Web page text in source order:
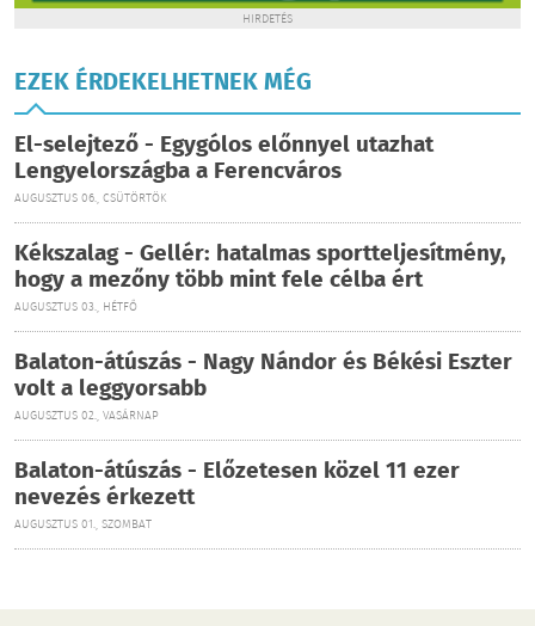
HIRDETÉS
EZEK ÉRDEKELHETNEK MÉG
El-selejtező - Egygólos előnnyel utazhat
Lengyelországba a Ferencváros
AUGUSZTUS 06., CSÜTÖRTÖK
Kékszalag - Gellér: hatalmas sportteljesítmény,
hogy a mezőny több mint fele célba ért
AUGUSZTUS 03., HÉTFŐ
Balaton-átúszás - Nagy Nándor és Békési Eszter
volt a leggyorsabb
AUGUSZTUS 02., VASÁRNAP
Balaton-átúszás - Előzetesen közel 11 ezer
nevezés érkezett
AUGUSZTUS 01., SZOMBAT